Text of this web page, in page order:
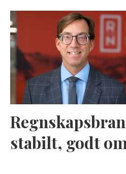
stabilt, godt